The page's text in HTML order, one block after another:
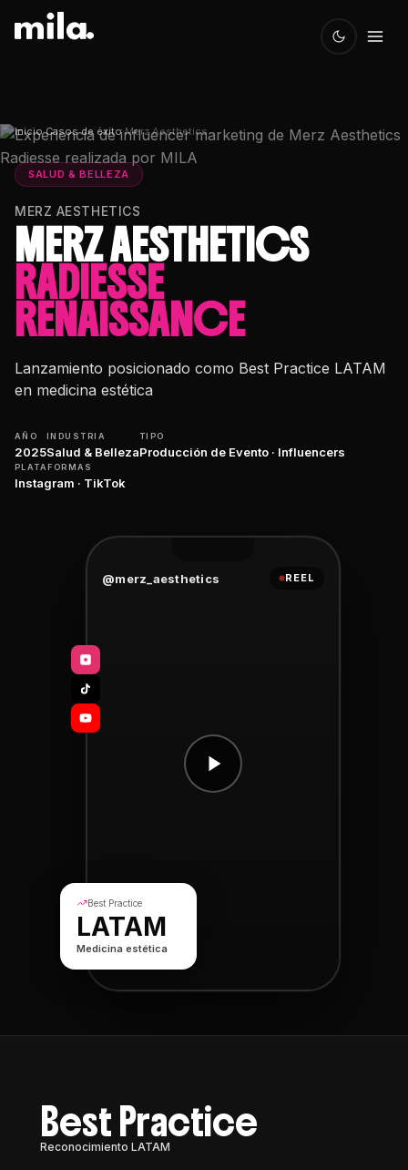
Inicio·Casos de éxito·Merz Aesthetics
SALUD & BELLEZA
MERZ AESTHETICS
MERZ AESTHETICS
RADIESSE
RENAISSANCE
Lanzamiento posicionado como Best Practice LATAM
en medicina estética
AÑO
2025
INDUSTRIA
Salud & Belleza
TIPO
Producción de Evento · Influencers
PLATAFORMAS
Instagram · TikTok
@merz_aesthetics REEL
Best Practice
LATAM
Medicina estética
Best Practice
Reconocimiento LATAM